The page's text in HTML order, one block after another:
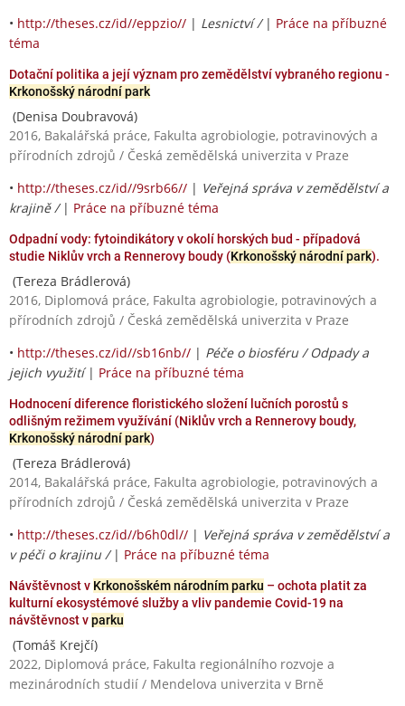
• http://theses.cz/id//eppzio// | Lesnictví / | Práce na příbuzné
téma
Dotační politika a její význam pro zemědělství vybraného regionu -
Krkonošský národní park
(Denisa Doubravová)
2016, Bakalářská práce, Fakulta agrobiologie, potravinových a
přírodních zdrojů / Česká zemědělská univerzita v Praze
• http://theses.cz/id//9srb66// | Veřejná správa v zemědělství a
krajině / | Práce na příbuzné téma
Odpadní vody: fytoindikátory v okolí horských bud - případová
studie Niklův vrch a Rennerovy boudy (Krkonošský národní park).
(Tereza Brádlerová)
2016, Diplomová práce, Fakulta agrobiologie, potravinových a
přírodních zdrojů / Česká zemědělská univerzita v Praze
• http://theses.cz/id//sb16nb// | Péče o biosféru / Odpady a
jejich využití| Práce na příbuzné téma
Hodnocení diference floristického složení lučních porostů s
odlišným režimem využívání (Niklův vrch a Rennerovy boudy,
Krkonošský národní park)
(Tereza Brádlerová)
2014, Bakalářská práce, Fakulta agrobiologie, potravinových a
přírodních zdrojů / Česká zemědělská univerzita v Praze
• http://theses.cz/id//b6h0dl// | Veřejná správa v zemědělství a
v péči o krajinu / | Práce na příbuzné téma
Návštěvnost v Krkonošském národním parku – ochota platit za
kulturní ekosystémové služby a vliv pandemie Covid-19 na
návštěvnost vparku
(Tomáš Krejčí)
2022, Diplomová práce, Fakulta regionálního rozvoje a
mezinárodních studií / Mendelova univerzita v Brně